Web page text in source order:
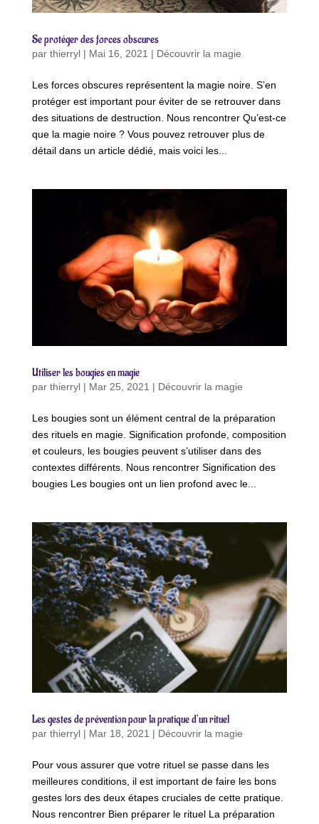
Se protéger des forces obscures
par thierryl| Mai 16, 2021 | Découvrir la magie
Les forces obscures représentent la magie noire. S’en
protéger est important pour éviter de se retrouver dans
des situations de destruction. Nous rencontrer Qu’est-ce
que la magie noire ? Vous pouvez retrouver plus de
détail dans un article dédié, mais voici les...
Utiliser les bougies en magie
par thierryl| Mar 25, 2021 | Découvrir la magie
Les bougies sont un élément central de la préparation
des rituels en magie. Signification profonde, composition
et couleurs, les bougies peuvent s’utiliser dans des
contextes différents. Nous rencontrer Signification des
bougies Les bougies ont un lien profond avec le...
Les gestes de prévention pour la pratique d’un rituel
par thierryl| Mar 18, 2021 | Découvrir la magie
Pour vous assurer que votre rituel se passe dans les
meilleures conditions, il est important de faire les bons
gestes lors des deux étapes cruciales de cette pratique.
Nous rencontrer Bien préparer le rituel La préparation